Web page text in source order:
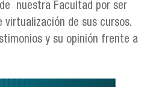
nuestra Facultad por ser
virtualización de sus cursos.
y su opinión frente a